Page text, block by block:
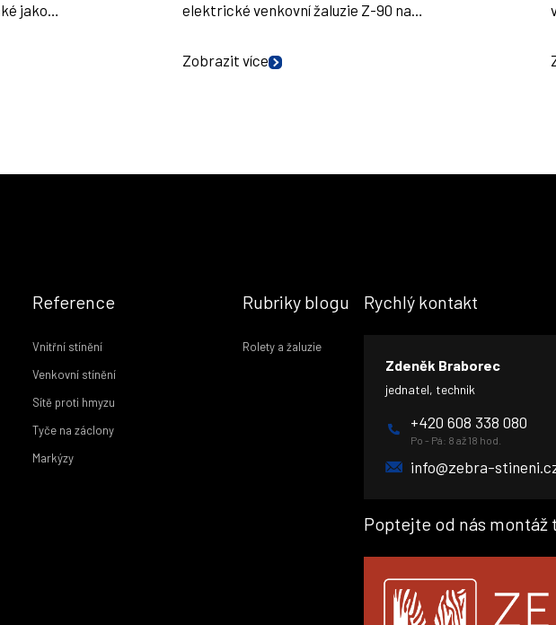
jako…
elektrické venkovní žaluzie Z-90 na…
Zobrazit více
Reference
Vnitřní stínění
Venkovní stínění
Sítě proti hmyzu
Tyče na záclony
Markýzy
Rubriky blogu
Rolety a žaluzie
Rychlý kontakt
Zdeněk Braborec
jednatel, technik
+420 608 338 080
Po - Pá: 8 až 18 hod.
info@zebra-
Poptejte od nás